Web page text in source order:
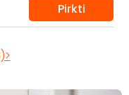
Pirkti